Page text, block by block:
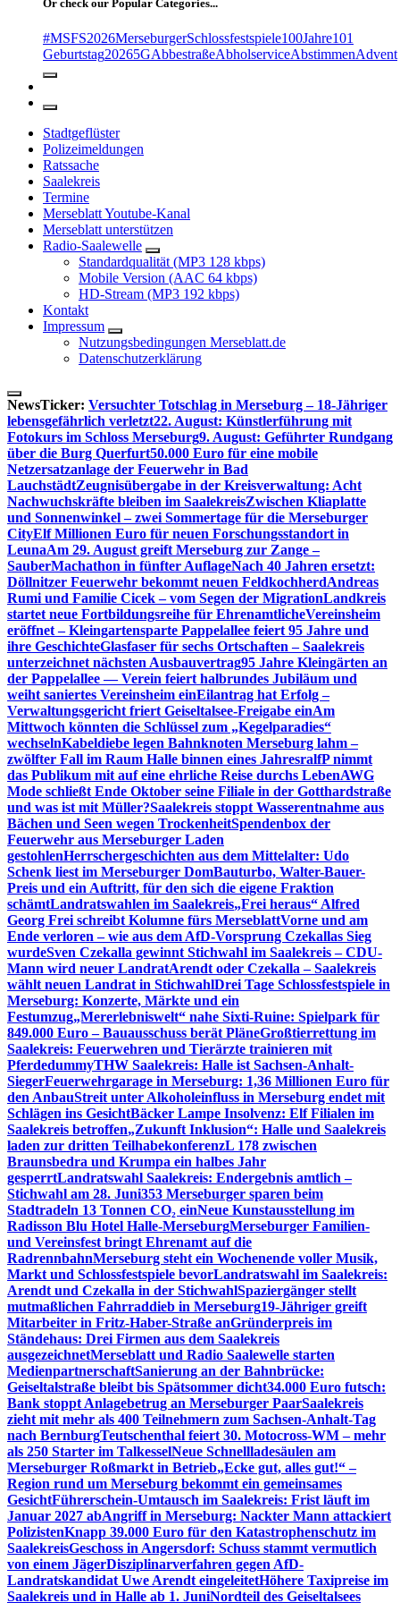
Or check our Popular Categories...
#MSFS2026MerseburgerSchlossfestspiele100Jahre101
Geburtstag20265GAbbestraßeAbholserviceAbstimmenAdvent
Stadtgeflüster
Polizeimeldungen
Ratssache
Saalekreis
Termine
Merseblatt Youtube-Kanal
Merseblatt unterstützen
Radio-Saalewelle
Standardqualität (MP3 128 kbps)
Mobile Version (AAC 64 kbps)
HD-Stream (MP3 192 kbps)
Kontakt
Impressum
Nutzungsbedingungen Merseblatt.de
Datenschutzerklärung
NewsTicker: Versuchter Totschlag in Merseburg – 18-Jähriger
lebensgefährlich verletzt22. August: Künstlerführung mit
Fotokurs im Schloss Merseburg9. August: Geführter Rundgang
über die Burg Querfurt50.000 Euro für eine mobile
Netzersatzanlage der Feuerwehr in Bad
LauchstädtZeugnisübergabe in der Kreisverwaltung: Acht
Nachwuchskräfte bleiben im SaalekreisZwischen Kliaplatte
und Sonnenwinkel – zwei Sommertage für die Merseburger
CityElf Millionen Euro für neuen Forschungsstandort in
LeunaAm 29. August greift Merseburg zur Zange –
SauberMachathon in fünfter AuflageNach 40 Jahren ersetzt:
Döllnitzer Feuerwehr bekommt neuen FeldkochherdAndreas
Rumi und Familie Cicek – vom Segen der MigrationLandkreis
startet neue Fortbildungsreihe für EhrenamtlicheVereinsheim
eröffnet – Kleingartensparte Pappelallee feiert 95 Jahre und
ihre GeschichteGlasfaser für sechs Ortschaften – Saalekreis
unterzeichnet nächsten Ausbauvertrag95 Jahre Kleingärten an
der Pappelallee — Verein feiert halbrundes Jubiläum und
weiht saniertes Vereinsheim einEilantrag hat Erfolg –
Verwaltungsgericht friert Geiseltalsee-Freigabe einAm
Mittwoch könnten die Schlüssel zum „Kegelparadies“
wechselnKabeldiebe legen Bahnknoten Merseburg lahm –
zwölfter Fall im Raum Halle binnen eines JahresralfP nimmt
das Publikum mit auf eine ehrliche Reise durchs LebenAWG
Mode schließt Ende Oktober seine Filiale in der Gotthardstraße
und was ist mit Müller?Saalekreis stoppt Wasserentnahme aus
Bächen und Seen wegen TrockenheitSpendenbox der
Feuerwehr aus Merseburger Laden
gestohlenHerrschergeschichten aus dem Mittelalter: Udo
Schenk liest im Merseburger DomBauturbo, Walter-Bauer-
Preis und ein Auftritt, für den sich die eigene Fraktion
schämtLandratswahlen im Saalekreis„Frei heraus“ Alfred
Georg Frei schreibt Kolumne fürs MerseblattVorne und am
Ende verloren – wie aus dem AfD-Vorsprung Czekallas Sieg
wurdeSven Czekalla gewinnt Stichwahl im Saalekreis – CDU-
Mann wird neuer LandratArendt oder Czekalla – Saalekreis
wählt neuen Landrat in StichwahlDrei Tage Schlossfestspiele in
Merseburg: Konzerte, Märkte und ein
Festumzug„Mererlebniswelt“ nahe Sixti-Ruine: Spielpark für
849.000 Euro – Bauausschuss berät PläneGroßtierrettung im
Saalekreis: Feuerwehren und Tierärzte trainieren mit
PferdedummyTHW Saalekreis: Halle ist Sachsen-Anhalt-
SiegerFeuerwehrgarage in Merseburg: 1,36 Millionen Euro für
den AnbauStreit unter Alkoholeinfluss in Merseburg endet mit
Schlägen ins GesichtBäcker Lampe Insolvenz: Elf Filialen im
Saalekreis betroffen„Zukunft Inklusion“: Halle und Saalekreis
laden zur dritten TeilhabekonferenzL 178 zwischen
Braunsbedra und Krumpa ein halbes Jahr
gesperrtLandratswahl Saalekreis: Endergebnis amtlich –
Stichwahl am 28. Juni353 Merseburger sparen beim
Stadtradeln 13 Tonnen CO₂ einNeue Kunstausstellung im
Radisson Blu Hotel Halle-MerseburgMerseburger Familien-
und Vereinsfest bringt Ehrenamt auf die
RadrennbahnMerseburg steht ein Wochenende voller Musik,
Markt und Schlossfestspiele bevorLandratswahl im Saalekreis:
Arendt und Czekalla in der StichwahlSpaziergänger stellt
mutmaßlichen Fahrraddieb in Merseburg19-Jähriger greift
Mitarbeiter in Fritz-Haber-Straße anGründerpreis im
Ständehaus: Drei Firmen aus dem Saalekreis
ausgezeichnetMerseblatt und Radio Saalewelle starten
MedienpartnerschaftSanierung an der Bahnbrücke:
Geiseltalstraße bleibt bis Spätsommer dicht34.000 Euro futsch:
Bank stoppt Anlagebetrug an Merseburger PaarSaalekreis
zieht mit mehr als 400 Teilnehmern zum Sachsen-Anhalt-Tag
nach BernburgTeutschenthal feiert 30. Motocross-WM – mehr
als 250 Starter im TalkesselNeue Schnellladesäulen am
Merseburger Roßmarkt in Betrieb„Ecke gut, alles gut!“ –
Region rund um Merseburg bekommt ein gemeinsames
GesichtFührerschein-Umtausch im Saalekreis: Frist läuft im
Januar 2027 abAngriff in Merseburg: Nackter Mann attackiert
PolizistenKnapp 39.000 Euro für den Katastrophenschutz im
SaalekreisGeschoss in Angersdorf: Schuss stammt vermutlich
von einem JägerDisziplinarverfahren gegen AfD-
Landratskandidat Uwe Arendt eingeleitetHöhere Taxipreise im
Saalekreis und in Halle ab 1. JuniNordteil des Geiseltalsees